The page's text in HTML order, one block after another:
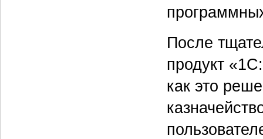
После
продукт
как это